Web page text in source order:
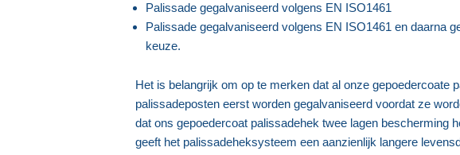
Palissade gegalvaniseerd volgens EN ISO1461
Palissade gegalvaniseerd volgens EN ISO1461 en daarna
keuze.
Het is belangrijk om op te merken dat al onze gepoedercoate
palissadeposten eerst worden gegalvaniseerd voordat ze
dat ons gepoedercoat palissadehek twee lagen bescherming
geeft het palissadeheksysteem een aanzienlijk langere